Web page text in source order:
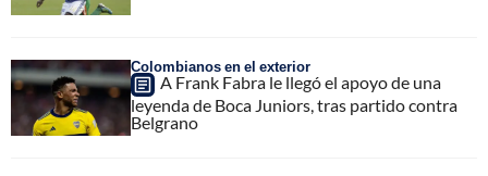
Colombianos en el exterior
A Frank Fabra le llegó el apoyo de una
leyenda de Boca Juniors, tras partido contra
Belgrano